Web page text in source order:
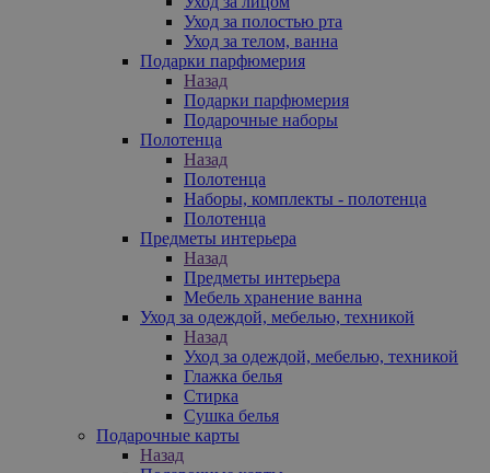
Уход за полостью рта
Уход за телом, ванна
Подарки парфюмерия
Назад
Подарки парфюмерия
Подарочные наборы
Полотенца
Назад
Полотенца
Наборы, комплекты - полотенца
Полотенца
Предметы интерьера
Назад
Предметы интерьера
Мебель хранение ванна
Уход за одеждой, мебелью, техникой
Назад
Уход за одеждой, мебелью, техникой
Глажка белья
Стирка
Сушка белья
Подарочные карты
Назад